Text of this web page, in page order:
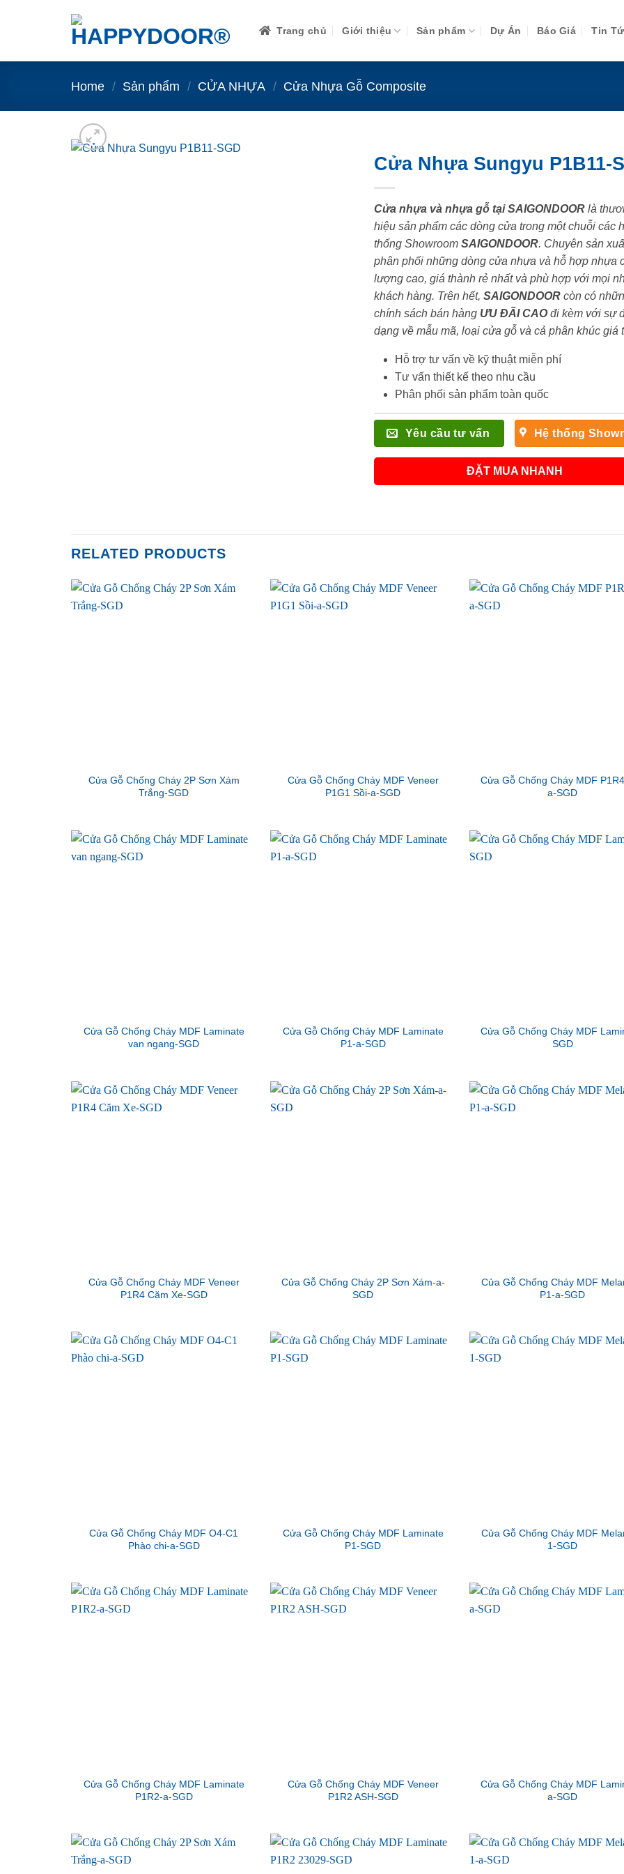
Trang chủ Giới thiệu Sản phẩm Dự Án Báo Giá Tin
Home / Sản phẩm / CỬA NHỰA / Cửa Nhựa Gỗ Composite
Cửa Nhựa Sungyu P1B11-
Cửa nhựa và nhựa gỗ tại SAIGONDOORlà
hiệu sản phẩm các dòng cửa trong một chuỗi các
thống Showroom SAIGONDOOR. Chuyên sản
phân phối những dòng cửa nhựa và hỗ hợp nhựa
lượng cao, giá thành rẻ nhất và phù hợp với mọi
khách hàng. Trên hết, SAIGONDOORcòn có
chính sách bán hàng ƯU ĐÃI CAOđi kèm với sự
dạng về mẫu mã, loại cửa gỗ và cả phân khúc giá
Hỗ trợ tư vấn về kỹ thuật miễn phí
Tư vấn thiết kế theo nhu cầu
Phân phối sản phẩm toàn quốc
Yêu cầu tư vấn Hệ thống
ĐẶT MUA NHANH
RELATED PRODUCTS
Cửa Gỗ Chống Cháy 2P Sơn Xám
Trắng-SGD
Cửa Gỗ Chống Cháy MDF Veneer
P1G1 Sồi-a-SGD
Cửa Gỗ Chống Cháy MDF
a-SGD
Cửa Gỗ Chống Cháy MDF Laminate
van ngang-SGD
Cửa Gỗ Chống Cháy MDF Laminate
P1-a-SGD
Cửa Gỗ Chống Cháy MDF
SGD
Cửa Gỗ Chống Cháy MDF Veneer
P1R4 Căm Xe-SGD
Cửa Gỗ Chống Cháy 2P Sơn Xám-a-
SGD
Cửa Gỗ Chống Cháy MDF
P1-a-SGD
Cửa Gỗ Chống Cháy MDF O4-C1
Phào chi-a-SGD
Cửa Gỗ Chống Cháy MDF Laminate
P1-SGD
Cửa Gỗ Chống Cháy MDF
1-SGD
Cửa Gỗ Chống Cháy MDF Laminate
P1R2-a-SGD
Cửa Gỗ Chống Cháy MDF Veneer
P1R2 ASH-SGD
Cửa Gỗ Chống Cháy MDF
a-SGD